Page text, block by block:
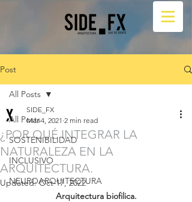
Post
All Posts
SOSTENIBILIDAD
INCLUSIVO
NEUROARQUITECTURA
All Posts
¿POR QUÉ INTEGRAR LA
NATURALEZA EN LA
ARQUITECTURA.
SIDE_FX
Mar 4, 2021 2 min read
Updated:Oct 17, 2022
Arquitectura biofilica.